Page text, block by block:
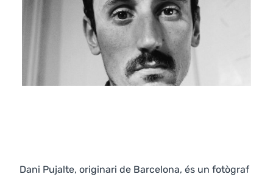
Dani Pujalte, originari de Barcelona, és un fotògraf